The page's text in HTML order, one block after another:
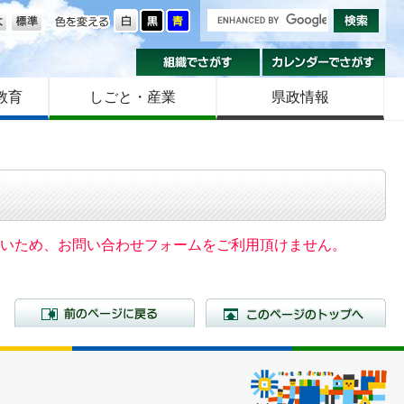
色を変える
大きさ
組織でさがす
育 しごと・産業 県政情報
ため、お問い合わせフォームをご利用頂けません。
前のページに戻る